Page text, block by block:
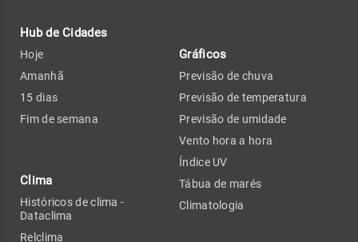
Hub de Cidades
Hoje
Amanhã
15 dias
Fim de semana
Clima
Históricos de clima -
Dataclima
Relclima
Gráficos
Previsão de chuva
Previsão de temperatura
Previsão de umidade
Vento hora a hora
Índice UV
Tábua de marés
Climatologia